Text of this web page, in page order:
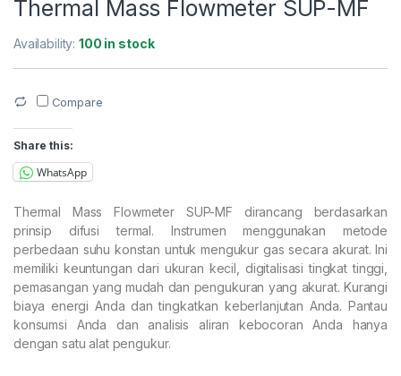
Thermal Mass Flowmeter SUP-MF
Availability:100 in stock
Compare
Share this:
WhatsApp
Thermal Mass Flowmeter SUP-MF dirancang berdasarkan
prinsip difusi termal. Instrumen menggunakan metode
perbedaan suhu konstan untuk mengukur gas secara akurat. Ini
memiliki keuntungan dari ukuran kecil, digitalisasi tingkat tinggi,
pemasangan yang mudah dan pengukuran yang akurat. Kurangi
biaya energi Anda dan tingkatkan keberlanjutan Anda. Pantau
konsumsi Anda dan analisis aliran kebocoran Anda hanya
dengan satu alat pengukur.